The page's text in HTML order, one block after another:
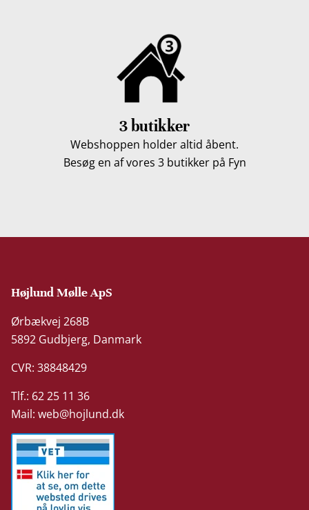
3 butikker
Webshoppen holder altid åbent.
Besøg en af vores 3 butikker på Fyn
Højlund Mølle ApS
Ørbækvej 268B
5892 Gudbjerg, Danmark
CVR: 38848429
Tlf.: 62 25 11 36
Mail:web@hojlund.dk